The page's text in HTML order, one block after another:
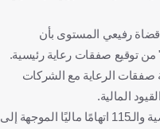
البريطانية، حكم 3 قضاة رفيعي المستوى بأن
توقيع صفقات رعاية رئيسية.
صفقات الرعاية مع الشركات
المالية.
ورغم عدم وجود رابط مباشر، بين هذه القضية والـ115 اتهامًا ماليًا الموجهة إلى